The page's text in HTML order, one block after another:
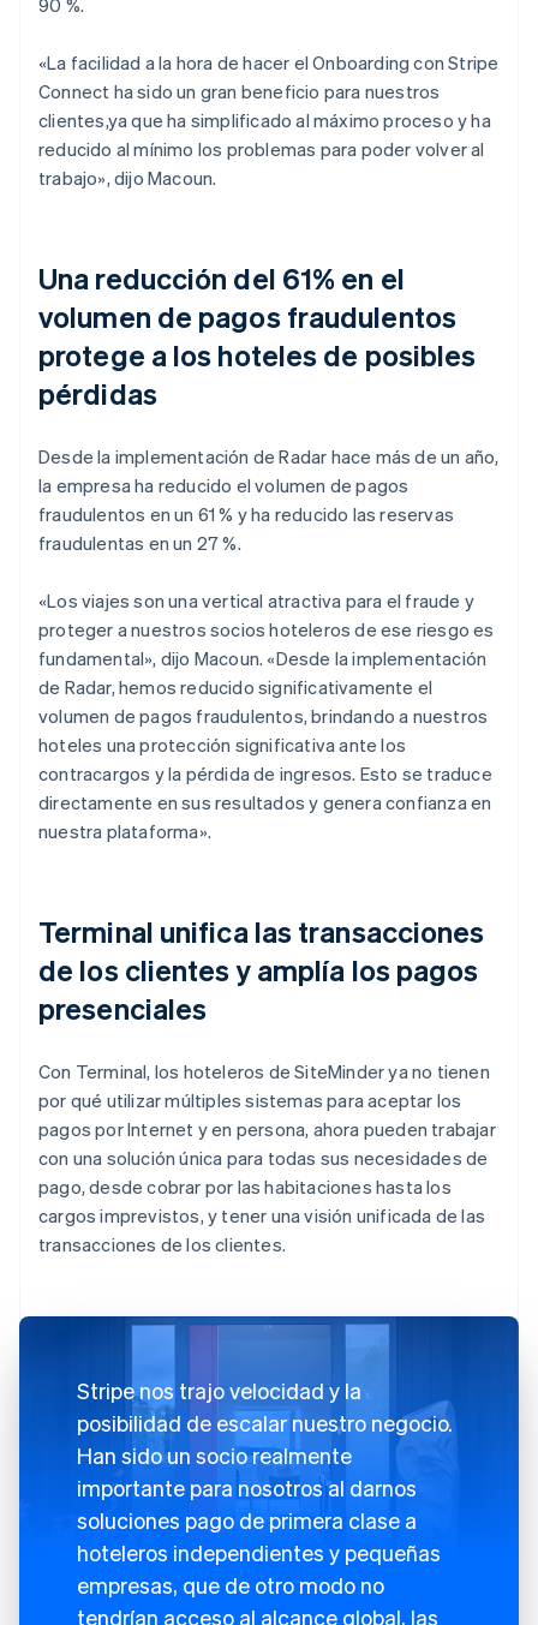
«La facilidad a la hora de hacer el Onboarding con Stripe
Connect ha sido un gran beneficio para nuestros
clientes,ya que ha simplificado al máximo proceso y ha
reducido al mínimo los problemas para poder volver al
trabajo», dijo Macoun.
Una reducción del 61% en el
volumen de pagos fraudulentos
protege a los hoteles de posibles
pérdidas
Desde la implementación de Radar hace más de un año,
la empresa ha reducido el volumen de pagos
fraudulentos en un 61 % y ha reducido las reservas
fraudulentas en un 27 %.
«Los viajes son una vertical atractiva para el fraude y
proteger a nuestros socios hoteleros de ese riesgo es
fundamental», dijo Macoun. «Desde la implementación
de Radar, hemos reducido significativamente el
volumen de pagos fraudulentos, brindando a nuestros
hoteles una protección significativa ante los
contracargos y la pérdida de ingresos. Esto se traduce
directamente en sus resultados y genera confianza en
nuestra plataforma».
Terminal unifica las transacciones
de los clientes y amplía los pagos
presenciales
Con Terminal, los hoteleros de SiteMinder ya no tienen
por qué utilizar múltiples sistemas para aceptar los
pagos por Internet y en persona, ahora pueden trabajar
con una solución única para todas sus necesidades de
pago, desde cobrar por las habitaciones hasta los
cargos imprevistos, y tener una visión unificada de las
transacciones de los clientes.
Stripe nos trajo velocidad y la
posibilidad de escalar nuestro negocio.
Han sido un socio realmente
importante para nosotros al darnos
soluciones pago de primera clase a
hoteleros independientes y pequeñas
empresas, que de otro modo no
tendrían acceso al alcance global, las